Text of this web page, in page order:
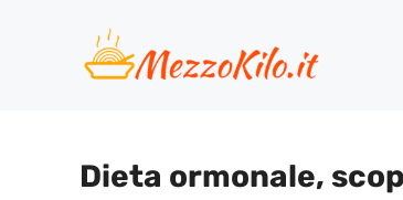
contenuto
Dieta ormonale,